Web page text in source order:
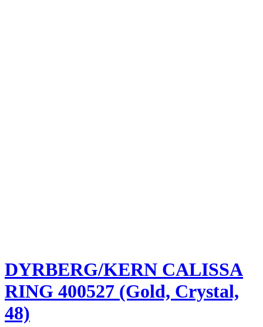
DYRBERG/KERN CALISSA
RING 400527 (Gold, Crystal,
48)